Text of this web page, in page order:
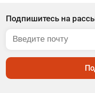
Подпишитесь на